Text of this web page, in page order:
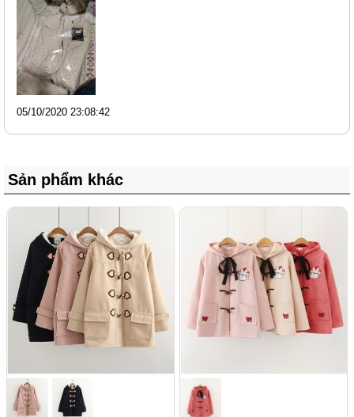
05/10/2020 23:08:42
Sản phẩm khác